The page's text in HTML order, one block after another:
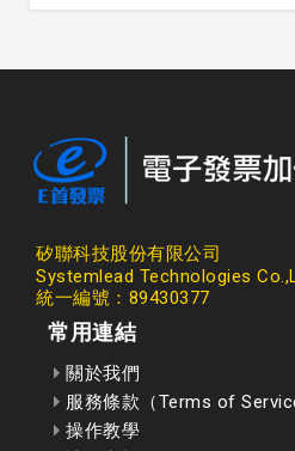
矽聯科技股份有限公司
Systemlead Technologies
統一編號：89430377
常用連結
關於我們
服務條款（Terms of
操作教學